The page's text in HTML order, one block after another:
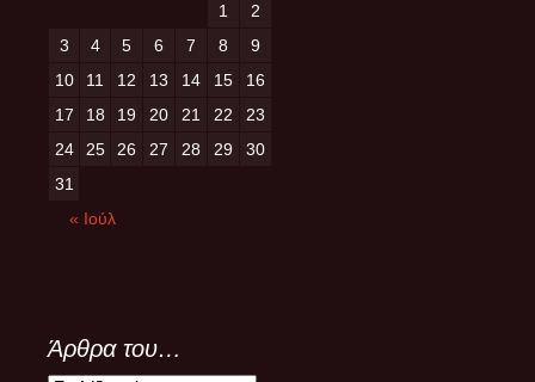
1
2
3
4 5 6 7 8
9
10
11 12 13 14 15
16
17
18 19 20 21 22
23
24
25 26 27 28 29
30
31
« Ιούλ
Άρθρα του…